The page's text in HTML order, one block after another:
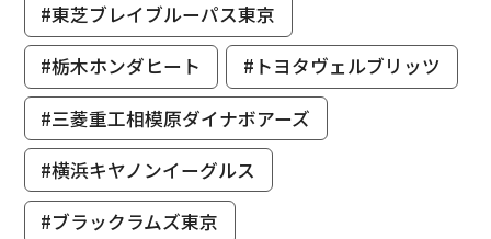
#東芝ブレイブルーパス東京
#栃木ホンダヒート
#トヨタヴェルブリッツ
#三菱重工相模原ダイナボアーズ
#横浜キヤノンイーグルス
#ブラックラムズ東京